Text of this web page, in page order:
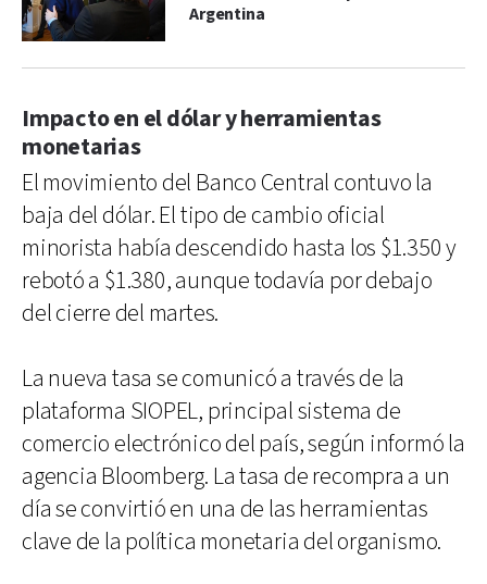
Argentina
Impacto en el dólar y herramientas
monetarias
El movimiento del Banco Central contuvo la
baja del dólar. El tipo de cambio oficial
minorista había descendido hasta los $1.350 y
rebotó a $1.380, aunque todavía por debajo
del cierre del martes.
La nueva tasa se comunicó a través de la
plataforma SIOPEL, principal sistema de
comercio electrónico del país, según informó la
agencia Bloomberg. La tasa de recompra a un
día se convirtió en una de las herramientas
clave de la política monetaria del organismo.